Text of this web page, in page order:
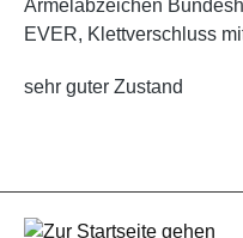
Ärmelabzeichen
EVER, Klettverschluss
sehr guter Zustand